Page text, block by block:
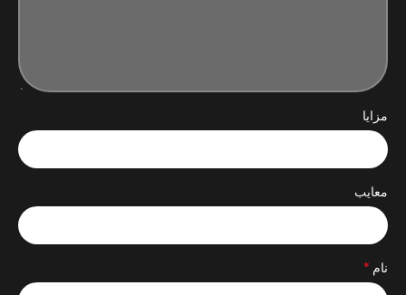
مزایا
معایب
نام *